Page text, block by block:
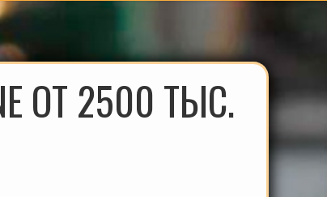
ОТ 2500 ТЫС.